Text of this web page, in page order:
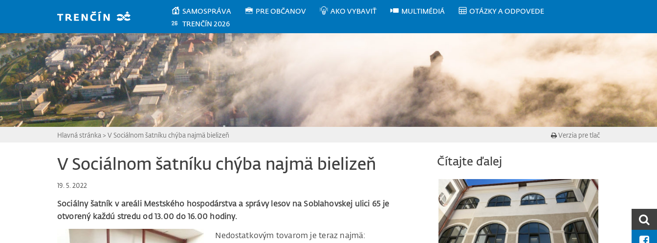
SAMOSPRÁVA PRE OBČANOV AKO VYBAVIŤ MULTIMÉDIÁ
OTÁZKY A ODPOVEDE
TRENČÍN 2026
Hlavná stránka > V Sociálnom šatníku chýba najmä bielizeň Verzia pre tlač
V Sociálnom šatníku chýba najmä bielizeň
19. 5. 2022
Sociálny šatník v areáli Mestského hospodárstva a správy lesov na Soblahovskej ulici 65 je
otvorený každú stredu od 13.00 do 16.00 hodiny.
Nedostatkovým tovarom je teraz najmä:
Čítajte ďalej